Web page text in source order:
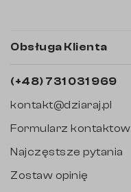
Obsługa Klienta
(+48) 731 031 969
kontakt@dziaraj.pl
Formularz
Najczęstsze pytania
Zostaw opinię